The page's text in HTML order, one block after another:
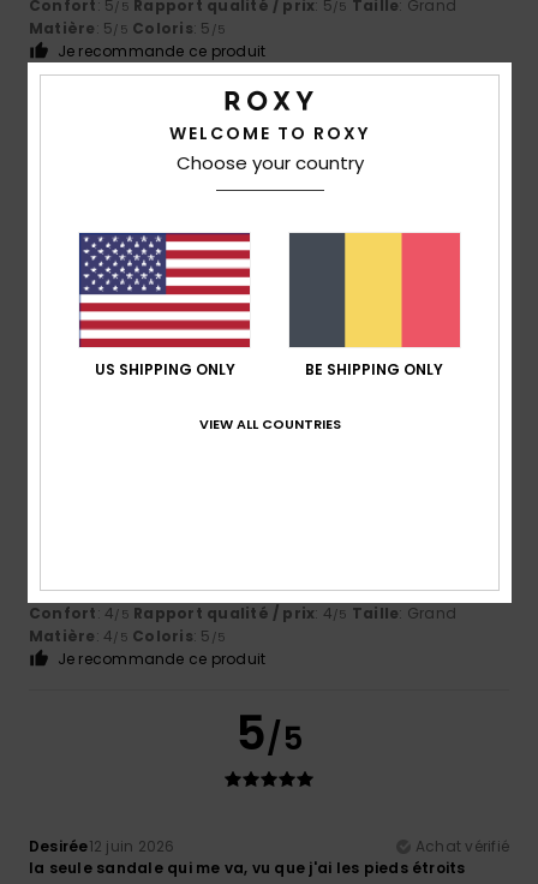
Confort: 5/5 Rapport qualité / prix: 5/5 Taille: Grand
Matière: 5/5 Coloris: 5 /5
Je recommande ce produit
4/5
Natalie14 juin 2026
Achat vérifié
Jolie couleur et bonne coupe :)
Afficher original - English
Confort: 4/5 Rapport qualité / prix
parfaiteMatière: 4/5 Coloris
5/5
Afficher original - Deutsch
Confort: 4/5 Rapport qualité / prix: 4/5 Taille: Grand
Matière: 4/5 Coloris: 5 /5
Je recommande ce produit
5/5
Desirée12 juin 2026
Achat vérifié
la seule sandale qui me va, vu que j'ai les pieds étroits
WELCOME TO ROXY
Choose your country
US SHIPPING ONLY BE SHIPPING ONLY
VIEW ALL COUNTRIES